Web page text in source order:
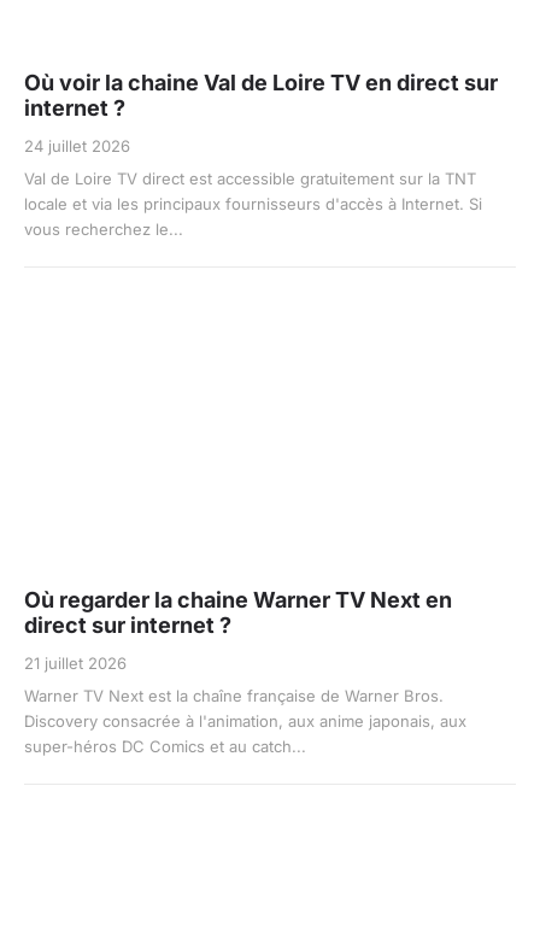
Où voir la chaine Val de Loire TV en direct sur
internet ?
24 juillet 2026
Val de Loire TV direct est accessible gratuitement sur la TNT
locale et via les principaux fournisseurs d'accès à Internet. Si
vous recherchez le...
Où regarder la chaine Warner TV Next en
direct sur internet ?
21 juillet 2026
Warner TV Next est la chaîne française de Warner Bros.
Discovery consacrée à l'animation, aux anime japonais, aux
super-héros DC Comics et au catch...